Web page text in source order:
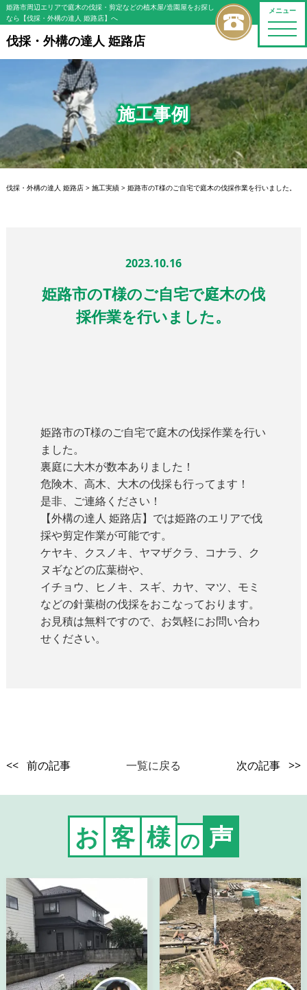
メニュー
toggle
姫路市周辺エリアで庭木の伐採・剪定などの植木屋/造園屋をお探し
なら【伐採・外構の達人 姫路店】へ
伐採・外構の達人 姫路店
施工事例
伐採・外構の達人 姫路店> 施工実績> 姫路市のT様のご自宅で庭木の伐採作業を行いました。
2023.10.16
姫路市のT様のご自宅で庭木の伐
採作業を行いました。
姫路市のT様のご自宅で庭木の伐採作業を行い
ました。
裏庭に大木が数本ありました！
危険木、高木、大木の伐採も行ってます！
是非、ご連絡ください！
【外構の達人 姫路店】では姫路のエリアで伐
採や剪定作業が可能です。
ケヤキ、クスノキ、ヤマザクラ、コナラ、ク
ヌギなどの広葉樹や、
イチョウ、ヒノキ、スギ、カヤ、マツ、モミ
などの針葉樹の伐採をおこなっております。
お見積は無料ですので、お気軽にお問い合わ
せください。
<< 前の記事 一覧に戻る 次の記事 >>
お 客 様 の 声